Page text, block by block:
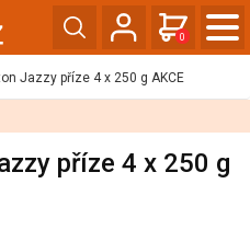
0
Jazzy příze 4 x 250 g AKCE
příze 4 x 250 g